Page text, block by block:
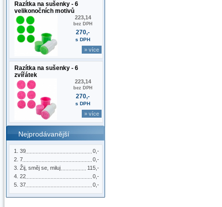
Razítka na sušenky - 6
velikonočních motivů
223,14
bez DPH
270,-
s DPH
» více
Razítka na sušenky - 6
zvířátek
223,14
bez DPH
270,-
s DPH
» více
Nejprodávanější
0,-
39
0,-
7
115,-
Žij, směj se, miluj
0,-
22
0,-
37